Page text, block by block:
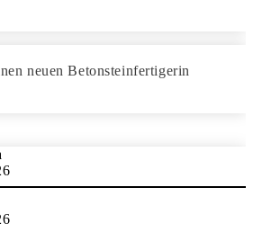
neuen Betonsteinfertigerin